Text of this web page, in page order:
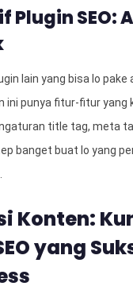
SEO:
lain yang bisa lo pake
ini punya fitur-fitur yang
title tag, meta
banget buat lo yang
Konten:
yang